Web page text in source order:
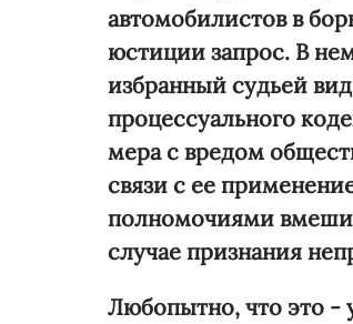
автомобилистов в
юстиции запрос. В
избранный судьей
процессуального
мера с вредом
связи с ее
полномочиями
случае признания
Любопытно, что это -